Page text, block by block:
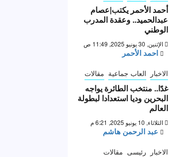
أحمد الأحمر يكتب|عصام
عبدالحميد.. وعقدة المدرب
الوطني
الإثنين, 30 يونيو 2025, 11:49 ص
احمد الأحمر
الاخبار العاب جماعية مقالات
غدًا.. منتخب الطائرة يواجه
البحرين وديا استعدادا لبطولة
العالم
الثلاثاء, 10 يونيو 2025, 6:21 م
عبد الرحمن هاشم
الاخبار رئيسى مقالات